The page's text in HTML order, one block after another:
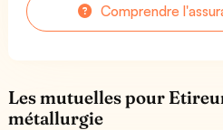
Comprendre
Les mutuelles pour
métallurgie